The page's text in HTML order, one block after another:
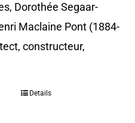
Dorothée Segaar-
Maclaine Pont (1884-
constructeur,
Details